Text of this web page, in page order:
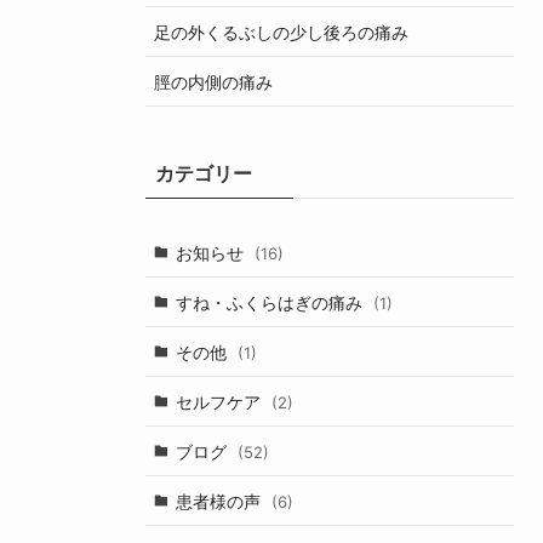
足の外くるぶしの少し後ろの痛み
脛の内側の痛み
カテゴリー
お知らせ (16)
すね・ふくらはぎの痛み (1)
その他 (1)
セルフケア (2)
ブログ (52)
患者様の声 (6)